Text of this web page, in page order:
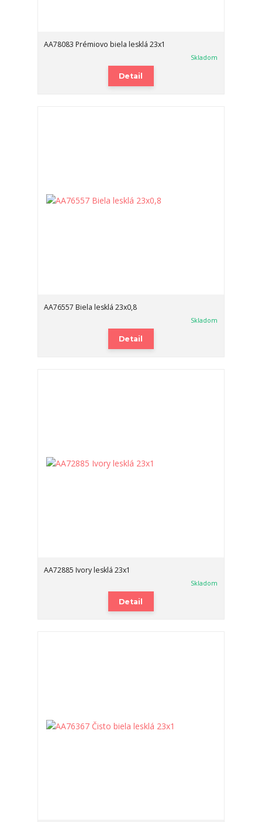
AA78083 Prémiovo biela lesklá 23x1
Skladom
Detail
AA76557 Biela lesklá 23x0,8
Skladom
Detail
AA72885 Ivory lesklá 23x1
Skladom
Detail